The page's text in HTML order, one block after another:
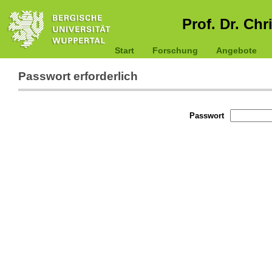
Prof. Dr.
Start Forschung Angebote
Passwort erforderlich
Passwort